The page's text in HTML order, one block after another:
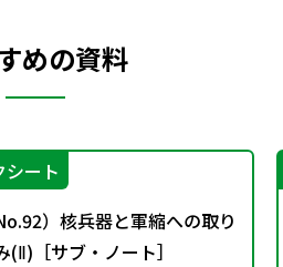
めの資料
ート
）核兵器と軍縮への取り
(Ⅱ)［サブ・ノート］